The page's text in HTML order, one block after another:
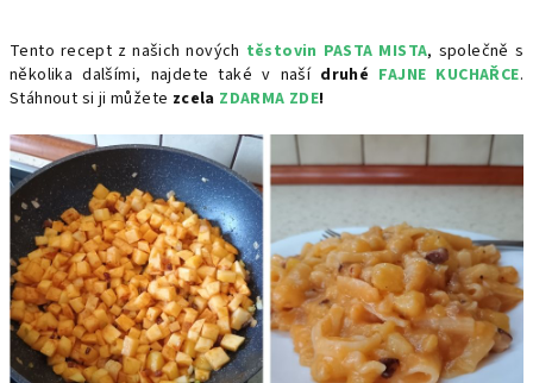
Tento recept z našich nových těstovin PASTA MISTA, společně s
několika dalšími, najdete také v naší druhé FAJNE KUCHAŘCE.
Stáhnout si ji můžete zcela ZDARMA ZDE!